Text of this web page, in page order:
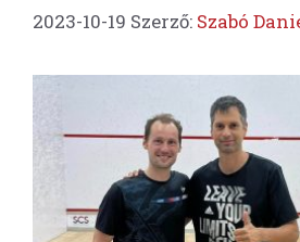
2023-10-19 Szerző: Szabó